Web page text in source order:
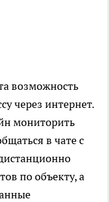
возможность
через интернет.
мониторить
в чате с
по объекту, а